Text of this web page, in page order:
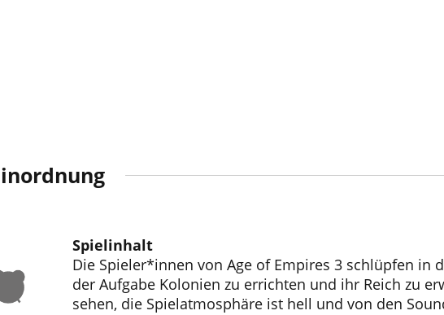
Spielinhalt
Die Spieler*innen von Age of Empires 3 schlüpfen
der Aufgabe Kolonien zu errichten und ihr Reich zu
sehen, die Spielatmosphäre ist hell und von den